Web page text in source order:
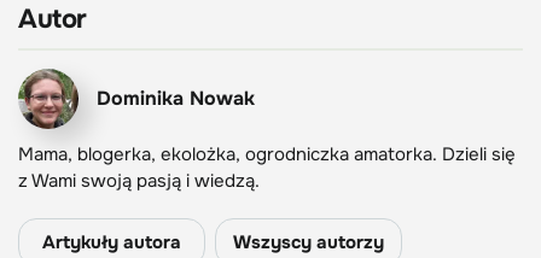
Autor
Dominika Nowak
Mama, blogerka, ekolożka, ogrodniczka amatorka. Dzieli się
z Wami swoją pasją i wiedzą.
Artykuły autora Wszyscy autorzy